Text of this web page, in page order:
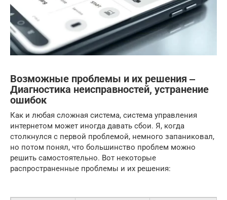
Возможные проблемы и их решения ‒
Диагностика неисправностей, устранение
ошибок
Как и любая сложная система, система управления
интернетом может иногда давать сбои. Я, когда
столкнулся с первой проблемой, немного запаниковал,
но потом понял, что большинство проблем можно
решить самостоятельно. Вот некоторые
распространенные проблемы и их решения: